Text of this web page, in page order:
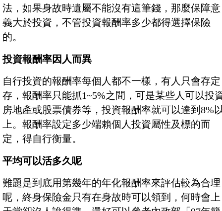
法，如果身故時遺屬不能沒有這筆錢，那麼保障意
義大於投資，不管投資報酬率多少都得選擇保險
的。
投資報酬率因人而異
自行投資的報酬率每個人都不一樣，有人只會存定
存，報酬率只能抓1~5%之間，可是某些人可以投
房地產或股票債券等，投資報酬率就可以達到8%
上。報酬率設定多少端賴個人投資屬性及標的而
定，得自行衡量。
平均可以活多久呢
難題是到底用第幾年的年化報酬率來評估較為合理
呢，終身保險金只有在身故時可以領到，何時會上